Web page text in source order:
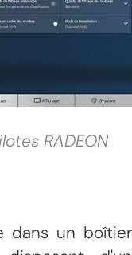
RADEON
dans un boîtier